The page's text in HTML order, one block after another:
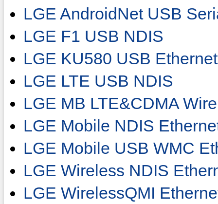
LGE AndroidNet USB
LGE F1 USB NDIS
LGE KU580 USB
LGE LTE USB NDIS
LGE MB LTE&CDMA
LGE Mobile NDIS
LGE Mobile USB WMC
LGE Wireless NDIS
LGE WirelessQMI